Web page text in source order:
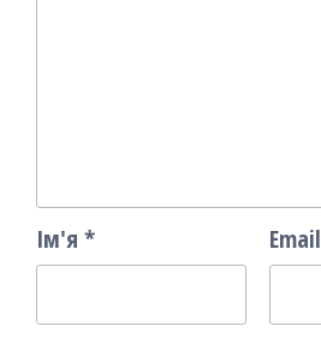
Ім'я * Email